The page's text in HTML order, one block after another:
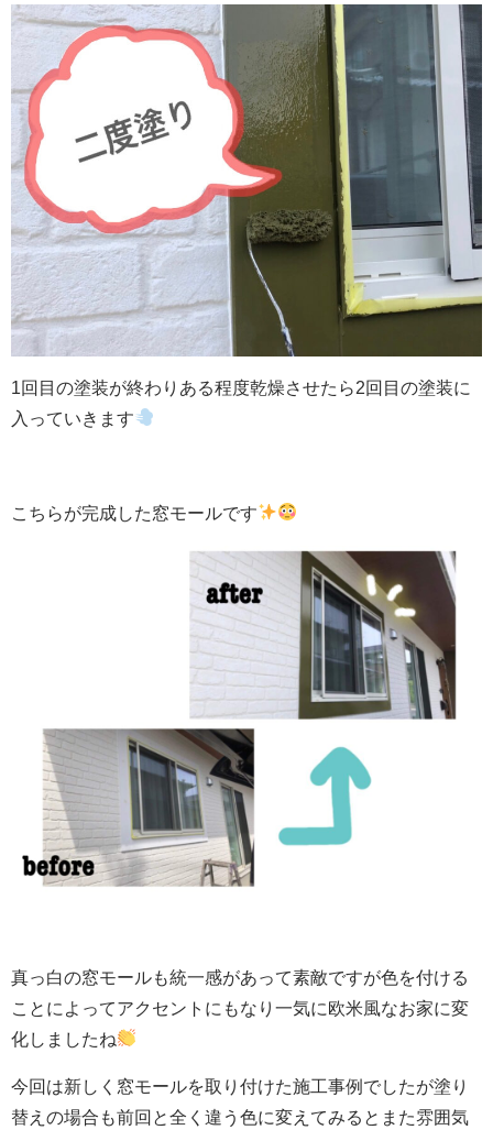
1回目の塗装が終わりある程度乾燥させたら2回目の塗装に
入っていきます
こちらが完成した窓モールです
真っ白の窓モールも統一感があって素敵ですが色を付ける
ことによってアクセントにもなり一気に欧米風なお家に変
化しましたね
今回は新しく窓モールを取り付けた施工事例でしたが塗り
替えの場合も前回と全く違う色に変えてみるとまた雰囲気